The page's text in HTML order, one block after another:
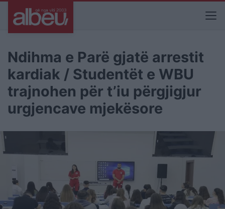
Ndihma e Parë gjatë arrestit
kardiak / Studentët e WBU
trajnohen për t’iu përgjigjur
urgjencave mjekësore